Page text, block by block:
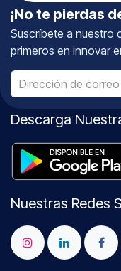
¡No te pierdas
Suscríbete a nuestro
primeros en innovar
Descarga
Nuestras Redes